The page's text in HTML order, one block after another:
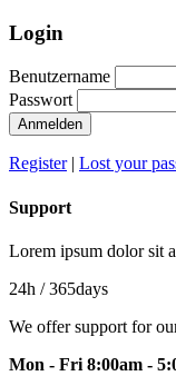
Login
Benutzername
Passwort
Anmelden
Register| Lost your
Support
Lorem ipsum dolor sit
24h / 365days
We offer support for
Mon - Fri 8:00am -